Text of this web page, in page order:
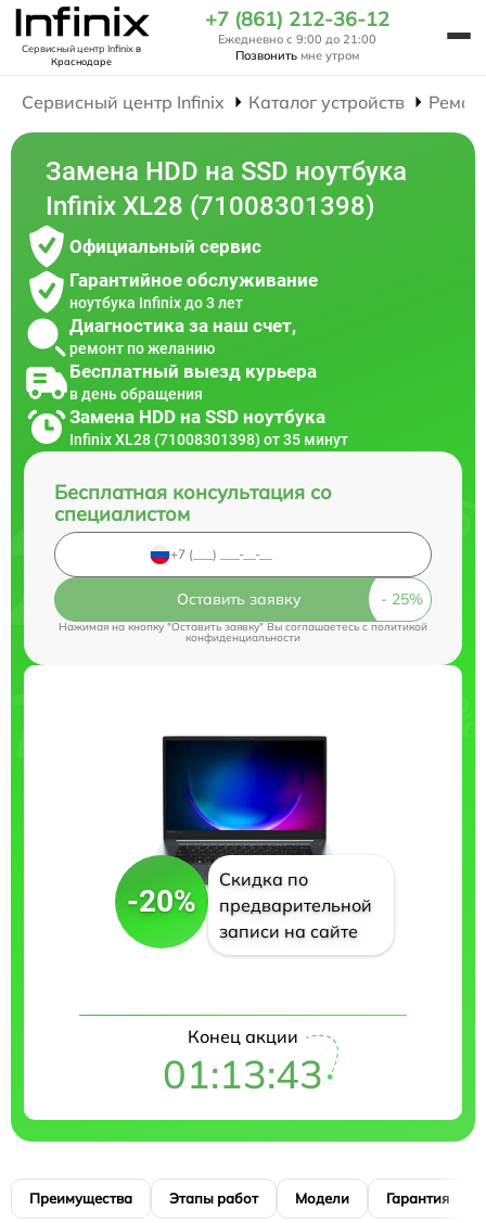
Сервисный центр Infinixв
Краснодаре
+7 (861) 212-36-12
Ежедневно с 9:00 до 21:00
Позвонить мне утром
Сервисный центр Infinix Каталог устройств
Замена HDD на SSD ноутбука
Infinix XL28 (71008301398)
Официальный сервис
Гарантийное обслуживание
ноутбука Infinix до 3 лет
Диагностика за наш счет,
ремонт по желанию
Бесплатный выезд курьера
в день обращения
Замена HDD на SSD ноутбука
Infinix XL28 (71008301398) от 35 минут
Бесплатная консультация со
специалистом
Оставить заявку
Нажимая на кнопку "Оставить заявку" Вы соглашаетесь cполитикой
конфиденциальности
-20%
Скидка по
предварительной
записи на сайте
Конец акции
01:13:42
Преимущества Этапы работ Модели Гарантия